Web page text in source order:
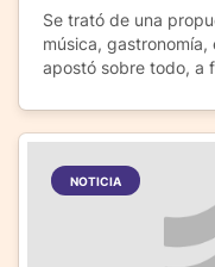
Se trató de una
música,
apostó sobre todo, a
NOTICIA